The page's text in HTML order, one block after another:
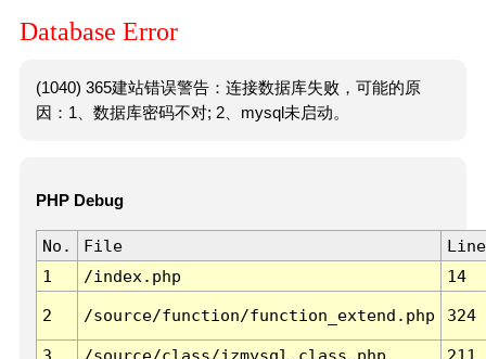
Database Error
(1040) 365建站错误警告：连接数据库失败，可能的原
因：1、数据库密码不对; 2、mysql未启动。
PHP Debug
No. File
Line
1
/index.php 14
2 /source/function/function_extend.php 324
3 /source/class/jzmysql.class.php
211